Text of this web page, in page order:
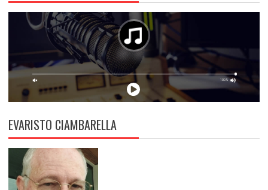
EVARISTO CIAMBARELLA